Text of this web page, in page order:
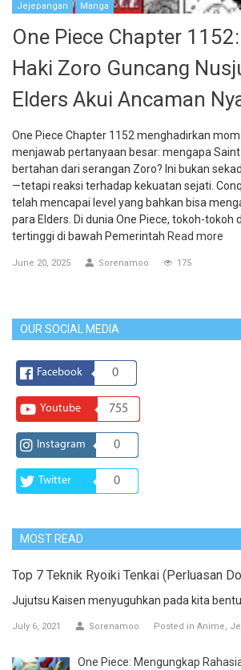
Jejepangan Manga
One Piece Chapter
Haki Zoro Guncang
Elders Akui Ancaman
One Piece Chapter 1152 menghadirkan
menjawab pertanyaan besar: mengapa Saint
bertahan dari serangan Zoro? Ini bukan
—tetapi reaksi terhadap kekuatan sejati.
telah mencapai level yang bahkan bisa
para Elders. Di dunia One Piece, tokoh-tokoh
tertinggi di bawah Pemerintah Read more
June 20, 2025 Sorenamoo 175
OUR SOCIAL MEDIA
Facebook 0
Youtube 755
Instagram 0
Twitter 0
MOST READ
Top 7 Teknik Ryoiki Tenkai (Perluasan
Jujutsu Kaisen menyuguhkan pada kita
July 6, 2021 Sorenamoo Posted in Anime
One Piece: Mengungkap